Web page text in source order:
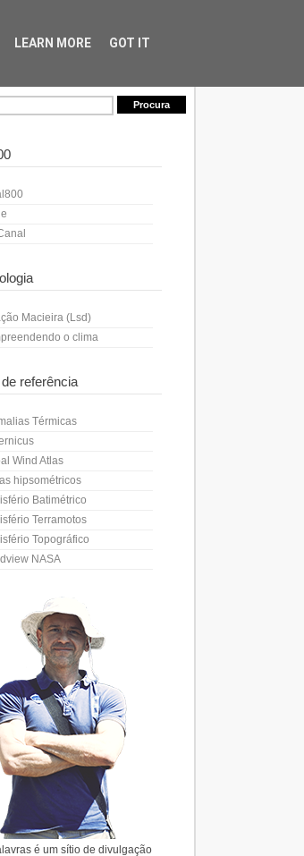
Macieira (Lsd)
o clima
referência
Térmicas
Wind Atlas
hipsométricos
Batimétrico
Terramotos
Topográfico
NASA
é um sítio de divulgação
LEARN MORE GOT IT